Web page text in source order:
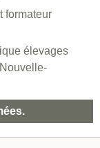
formateur
élevages